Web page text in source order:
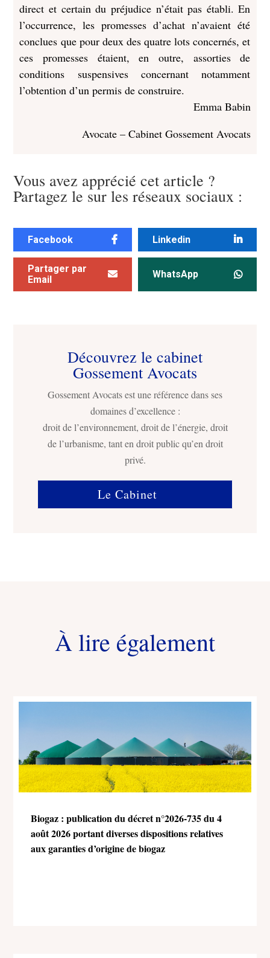
direct et certain du préjudice n’était pas établi. En
l’occurrence, les promesses d’achat n’avaient été
conclues que pour deux des quatre lots concernés, et
ces promesses étaient, en outre, assorties de
conditions suspensives concernant notamment
l’obtention d’un permis de construire.
Emma Babin
Avocate – Cabinet Gossement Avocats
Vous avez apprécié cet article ?
Partagez le sur les réseaux sociaux :
Facebook Linkedin
Partager par
Email
WhatsApp
Découvrez le cabinet
Gossement Avocats
Gossement Avocats est une référence dans ses
domaines d’excellence :
droit de l’environnement, droit de l’énergie, droit
de l’urbanisme, tant en droit public qu’en droit
privé.
Le Cabinet
À lire également
Biogaz : publication du décret n°2026-735 du 4
août 2026 portant diverses dispositions relatives
aux garanties d’origine de biogaz